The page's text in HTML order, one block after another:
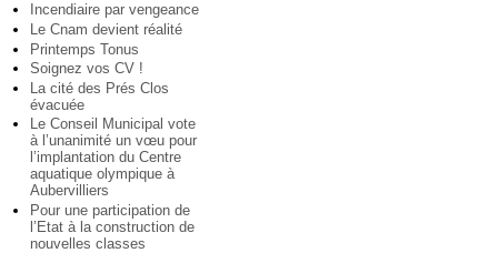
Incendiaire par vengeance
Le Cnam devient réalité
Printemps Tonus
Soignez vos CV !
La cité des Prés Clos
évacuée
Le Conseil Municipal vote
à l’unanimité un vœu pour
l’implantation du Centre
aquatique olympique à
Aubervilliers
Pour une participation de
l’Etat à la construction de
nouvelles classes